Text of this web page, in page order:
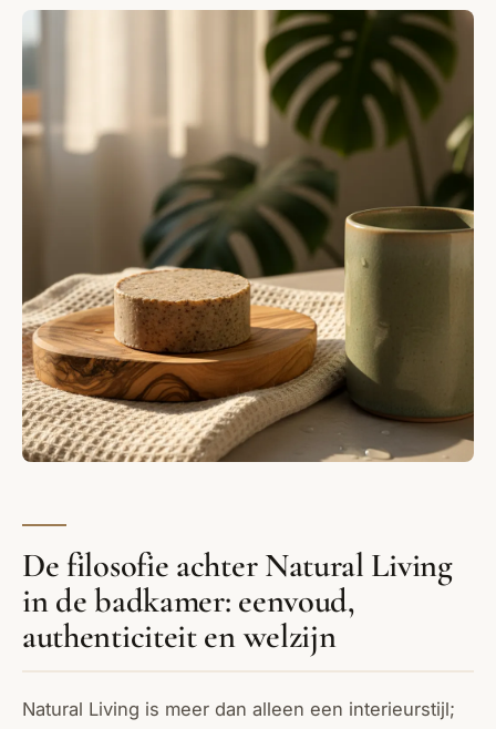
De filosofie achter Natural Living
in de badkamer: eenvoud,
authenticiteit en welzijn
Natural Living is meer dan alleen een interieurstijl;